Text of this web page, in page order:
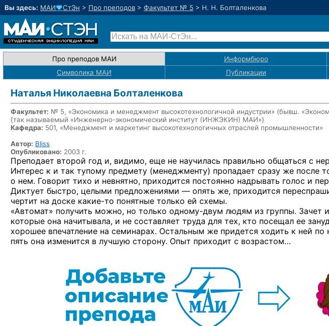
Вы здесь: МАИ♥СтЭн > Про преподов > Факультет № 5 > Н. Н. Болталенкова
Про преподов МАИ Информбюро
Символика МАИ
Публикации
Наталья Николаевна Болталенкова
Факультет: № 5, «Экономика и менеджмент высокотехнологичной индустрии» (бывш.
{так называемый «Инженерно-экономический институт (ИНЖЭКИН) МАИ»}
Кафедра: 501, «Менеджмент и маркетинг высокотехнологичных отраслей промышленности»
Автор: Bliss
Опубликовано: 2003 г.
Преподает второй год и, видимо, еще не научилась правильно общаться с
Интерес к и так тупому предмету (менеджменту) пропадает сразу же после
о нем. Говорит тихо и невнятно, приходится постоянно надрывать голос и
Диктует быстро, целыми предложениями — опять же, приходится
чертит на доске какие-то понятные только ей схемы.
«Автомат» получить можно, но только одному-двум людям из группы. Зачет
которые она начитывала, и не составляет труда для тех, кто посещал ее
хорошее впечатление на семинарах. Остальным же придется ходить к ней по
пять она изменится в лучшую сторону. Опыт приходит с возрастом…